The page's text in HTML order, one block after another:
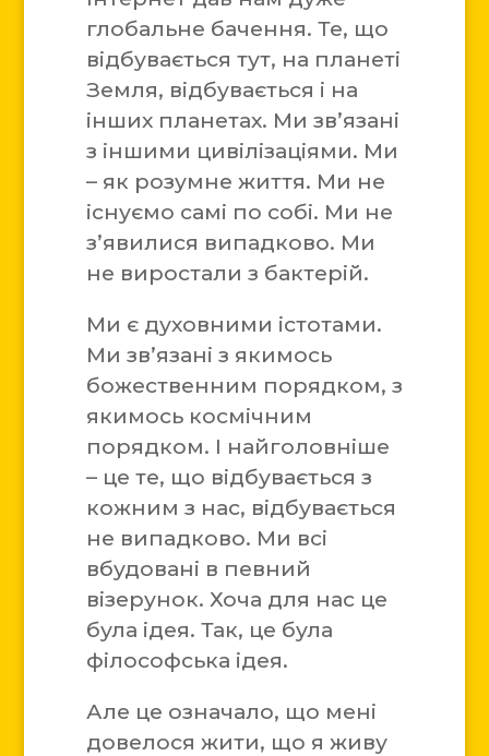
глобальне бачення. Те, що
відбувається тут, на планеті
Земля, відбувається і на
інших планетах. Ми зв’язані
з іншими цивілізаціями. Ми
– як розумне життя. Ми не
існуємо самі по собі. Ми не
з’явилися випадково. Ми
не виростали з бактерій.
Ми є духовними істотами.
Ми зв’язані з якимось
божественним порядком, з
якимось космічним
порядком. І найголовніше
– це те, що відбувається з
кожним з нас, відбувається
не випадково. Ми всі
вбудовані в певний
візерунок. Хоча для нас це
була ідея. Так, це була
філософська ідея.
Але це означало, що мені
довелося жити, що я живу